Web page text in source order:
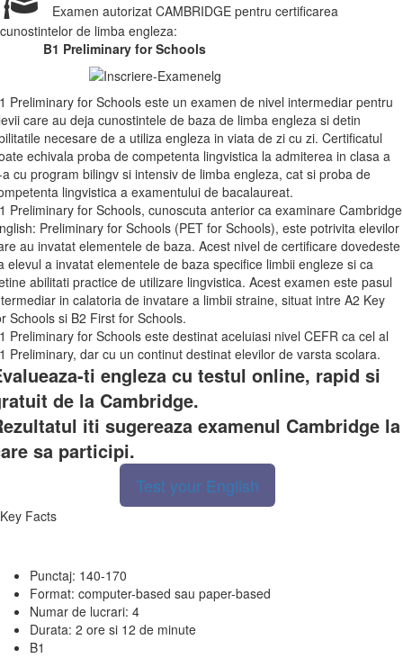
Examen autorizat CAMBRIDGE pentru certificarea
cunostintelor de limba engleza:
B1 Preliminary for Schools
Preliminary for Schools este un examen de nivel intermediar pentru
care au deja cunostintele de baza de limba engleza si detin
necesare de a utiliza engleza in viata de zi cu zi. Certificatul
echivala proba de competenta lingvistica la admiterea in clasa a
cu program bilingv si intensiv de limba engleza, cat si proba de
lingvistica a examentului de bacalaureat.
Preliminary for Schools, cunoscuta anterior ca examinare Cambridge
Preliminary for Schools (PET for Schools), este potrivita elevilor
au invatat elementele de baza. Acest nivel de certificare dovedeste
elevul a invatat elementele de baza specifice limbii engleze si ca
abilitati practice de utilizare lingvistica. Acest examen este pasul
in calatoria de invatare a limbii straine, situat intre A2 Key
Schools si B2 First for Schools.
Preliminary for Schools este destinat aceluiasi nivel CEFR ca cel al
Preliminary, dar cu un continut destinat elevilor de varsta scolara.
ti engleza cu testul online, rapid si
de la Cambridge.
iti sugereaza examenul Cambridge la
sa participi.
Test your English
Key Facts
Punctaj: 140-170
Format: computer-based sau paper-based
Numar de lucrari: 4
Durata: 2 ore si 12 de minute
B1